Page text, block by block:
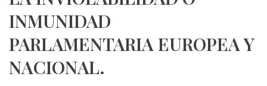
INMUNIDAD
PARLAMENTARIA EUROPEA Y
NACIONAL.